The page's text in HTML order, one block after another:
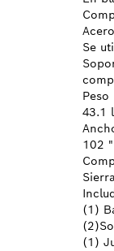
Acero
Se
Peso
43.1
102 "
(1)
(1)